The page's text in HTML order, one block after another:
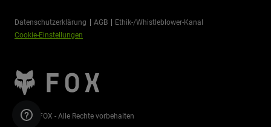
Datenschutzerklärung AGB
Ethik-/Whistleblower-Kanal
Cookie-Einstellungen
©2026 FOX - Alle Rechte vorbehalten